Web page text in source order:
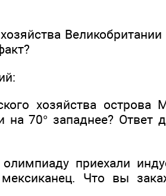
хозяйства острова
на 70° западнее? Ответ
приехали
мексиканец. Что вы